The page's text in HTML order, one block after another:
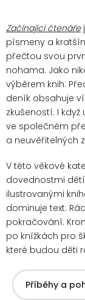
Začínající čtenáře
písmeny a
přečtou svou
nohama. Jako
výběrem knih.
deník obsahuje
zkušeností. I
ve společném
a neuvěřitelných
V této věkové
dovednostmi
ilustrovanými
dominuje text.
pokračování.
po knížkách pro
které budou děti
Příběhy a